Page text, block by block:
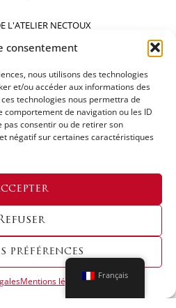
consentement
nous utilisons des technologies
et/ou accéder aux informations des
technologies nous permettra de
de navigation ou les ID
pas consentir ou de retirer son
négatif sur certaines caractéristiques
préférences
Mentions légales
L'ATELIER NECTOUX
La maison
Comptoirs
réalisations
NOUS
UN DEVIS
Français